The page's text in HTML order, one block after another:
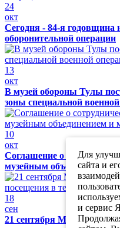
24
окт
Сегодня - 84-я годовщина
оборонительной операции
13
окт
В музей обороны Тулы
зоны специальной
10
окт
Соглашение о
музейным объединением
18
сен
21 сентября Музей
Для
сайта и
и сервис